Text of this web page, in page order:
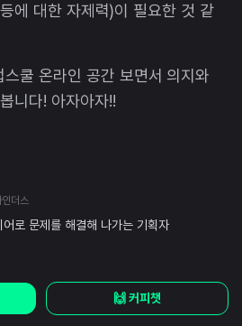
에 대한 자제력)이 필요한 것 같
쿨 온라인 공간 보면서 의지와
니다! 아자아자!!
인더스
어로 문제를 해결해 나가는 기획자
🙌 커피챗